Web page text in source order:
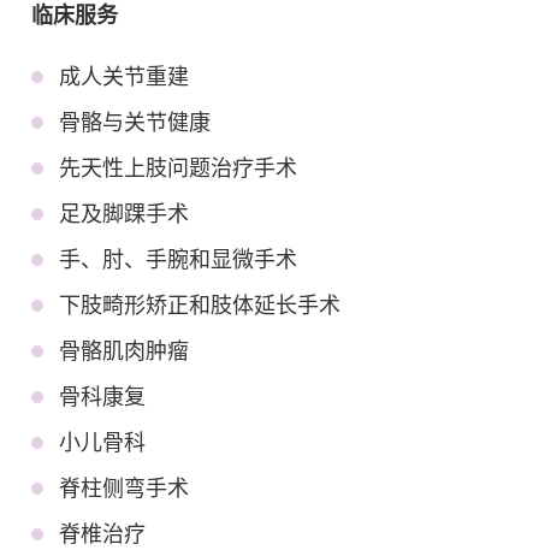
临床服务
成人关节重建
骨骼与关节健康
先天性上肢问题治疗手术
足及脚踝手术
手、肘、手腕和显微手术
下肢畸形矫正和肢体延长手术
骨骼肌肉肿瘤
骨科康复
小儿骨科
脊柱侧弯手术
脊椎治疗